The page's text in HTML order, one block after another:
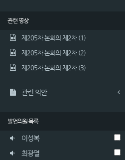
관련 영상
제205차 본회의 제2차 (1)
제205차 본회의 제2차 (2)
제205차 본회의 제2차 (3)
관련 의안
발언의원 목록
이성복
최광열